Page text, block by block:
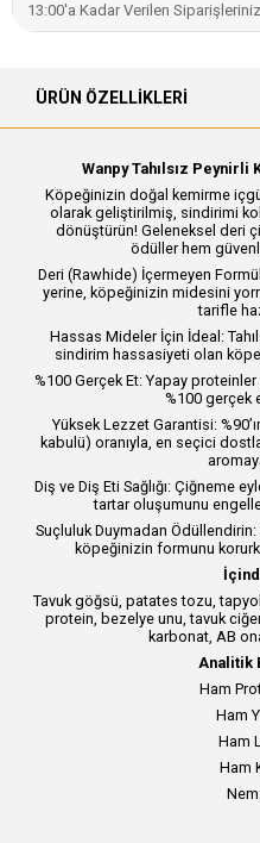
13:00'a Kadar Verilen
ÜRÜN ÖZELLIKLERI
Wanpy Tahılsız Peynirli
Köpeğinizin doğal kemirme
olarak geliştirilmiş, sindirimi
dönüştürün! Geleneksel deri
ödüller hem
Deri (Rawhide) İçermeyen
yerine, köpeğinizin midesini
tarifle
Hassas Mideler İçin İdeal:
sindirim hassasiyeti olan
%100 Gerçek Et: Yapay
%100 gerçek
Yüksek Lezzet Garantisi:
kabulü) oranıyla, en seçici
Diş ve Diş Eti Sağlığı: Çiğneme
tartar oluşumunu
Suçluluk Duymadan
köpeğinizin formunu
Tavuk göğsü, patates tozu,
protein, bezelye unu, tavuk
karbonat, AB
Analitik
Ham
Ham
Ham
Ham